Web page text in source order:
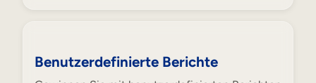
Benutzerdefinierte Berichte